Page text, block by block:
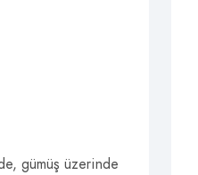
gümüş üzerinde